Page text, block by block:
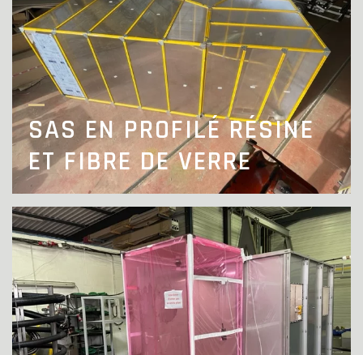
SAS EN PROFILÉ RÉSINE
ET FIBRE DE VERRE